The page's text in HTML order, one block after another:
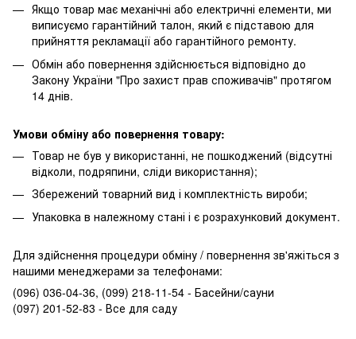
Якщо товар має механічні або електричні елементи, ми
виписуємо гарантійний талон, який є підставою для
прийняття рекламації або гарантійного ремонту.
Обмін або повернення здійснюється відповідно до
Закону України "Про захист прав споживачів" протягом
14 днів.
Умови обміну або повернення товару:
Товар не був у використанні, не пошкоджений (відсутні
відколи, подряпини, сліди використання);
Збережений товарний вид і комплектність вироби;
Упаковка в належному стані і є розрахунковий документ.
Для здійснення процедури обміну / повернення зв'яжіться з
нашими менеджерами за телефонами:
(096) 036-04-36, (099) 218-11-54 - Басейни/сауни
(097) 201-52-83 - Все для саду